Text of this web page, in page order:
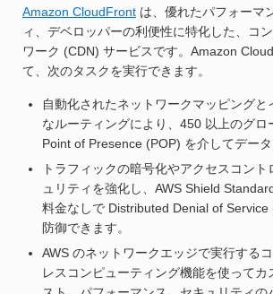
Amazon CloudFront は、優れたパフォーマ
ィ、デベロッパーの利便性に特化した、コ
ワーク (CDN) サービスです。Amazon
て、次のタスクを実行できます。
自動化されたネットワークマッピングと
なルーティングにより、450 以上のグロ
Point of Presence (POP) を介してデータ
トラフィックの暗号化やアクセスコント
ュリティを強化し、AWS Shield
料金なしで Distributed Denial of Service
防御できます。
AWS のネットワークエッジで実行する
レスコンピューティング機能を使ってカ